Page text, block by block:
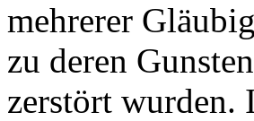
mehrerer
zu deren
zerstört wurden.